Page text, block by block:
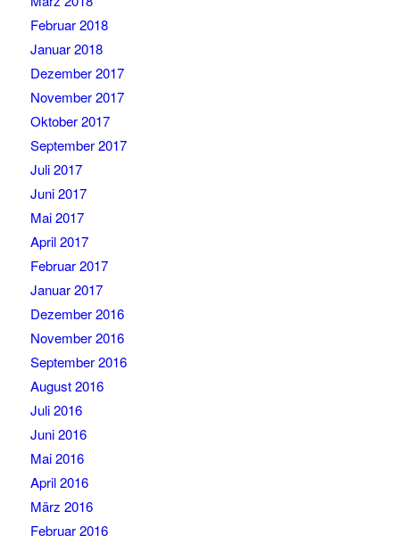
Februar 2018
Januar 2018
Dezember 2017
November 2017
Oktober 2017
September 2017
Juli 2017
Juni 2017
Mai 2017
April 2017
Februar 2017
Januar 2017
Dezember 2016
November 2016
September 2016
August 2016
Juli 2016
Juni 2016
Mai 2016
April 2016
März 2016
Februar 2016